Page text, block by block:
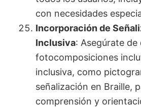
con necesidades
Incorporación de
Inclusiva: Asegúrate de
fotocomposiciones
inclusiva, como
señalización en Braille,
comprensión y